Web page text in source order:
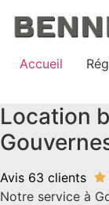
Accueil
Location
Avis 63 clients
Notre service à